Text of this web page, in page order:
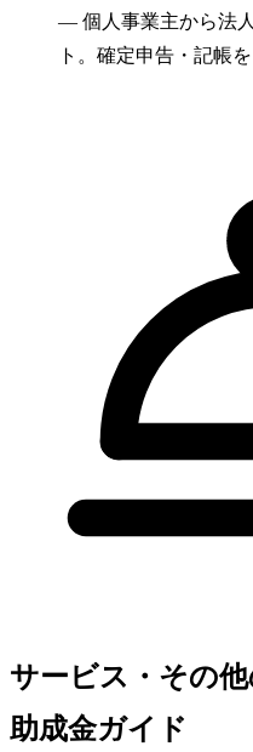
— 個人事業主から法
ト。確定申告・記帳を
サービス・その
助成金ガイド